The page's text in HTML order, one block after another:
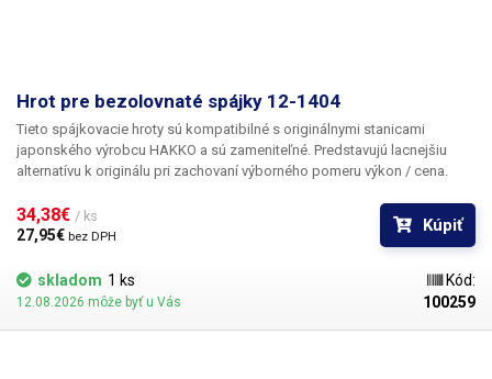
Hrot pre bezolovnaté spájky 12-1404
Tieto spájkovacie hroty sú kompatibilné s originálnymi stanicami
japonského výrobcu HAKKO a sú zameniteľné. Predstavujú lacnejšiu
alternatívu k originálu pri zachovaní výborného pomeru výkon / cena.
34,38€ / ks
27,95€ bez DPH
Kúpiť
skladom 1 ks
12.08.2026 môže byť u Vás
Kód:
100259